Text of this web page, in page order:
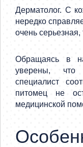
Дерматолог. С
нередко
очень серьезная,
Обращаясь в
уверены, что
специалист
питомец не
медицинской